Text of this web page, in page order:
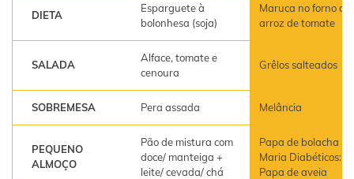
DIETA
Esparguete à
bolonhesa (soja)
Maruca no forno
arroz de tomate
SALADA
Alface, tomate e
cenoura
Grêlos salteados
SOBREMESA Pera assada Melância
PEQUENO
ALMOÇO
Pão de mistura com
doce/ manteiga +
leite/ cevada/ chá
Papa de bolacha
Maria Diabéticos:
Papa de aveia